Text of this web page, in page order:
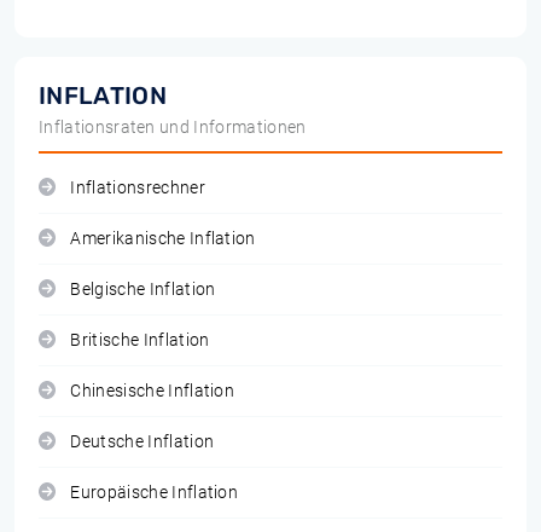
INFLATION
Inflationsraten und Informationen
Inflationsrechner
Amerikanische Inflation
Belgische Inflation
Britische Inflation
Chinesische Inflation
Deutsche Inflation
Europäische Inflation